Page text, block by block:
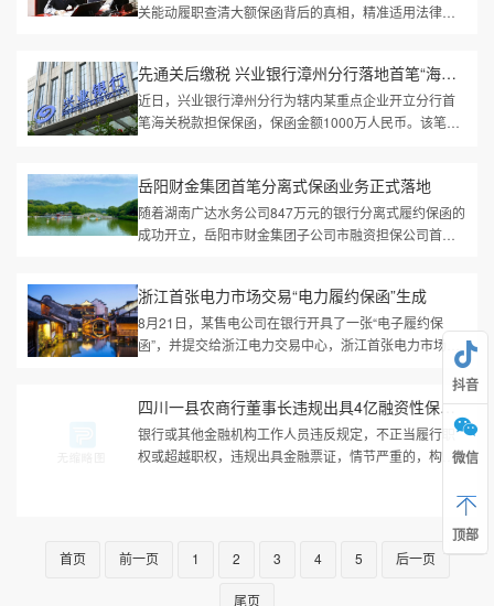
关能动履职查清大额保函背后的真相，精准适用法律打
先通关后缴税 兴业银行漳州分行落地首笔“海关税款担保保函”业务...
近日，兴业银行漳州分行为辖内某重点企业开立分行首
笔海关税款担保保函，保函金额1000万人民币。该笔业
岳阳财金集团首笔分离式保函业务正式落地
随着湖南广达水务公司847万元的银行分离式履约保函的
成功开立，岳阳市财金集团子公司市融资担保公司首笔
浙江首张电力市场交易“电力履约保函”生成
8月21日，某售电公司在银行开具了一张“电子履约保
函”，并提交给浙江电力交易中心，浙江首张电力市场交
易“电子履约保函”成功生成。这意味着浙江电力市场交易
四川一县农商行董事长违规出具4亿融资性保函，收2%好处费，有期徒...
银行或其他金融机构工作人员违反规定，不正当履行职
权或超越职权，违规出具金融票证，情节严重的，构成
首页 前一页 1 2 3 4 5 后一页
尾页
抖音
微信
顶部